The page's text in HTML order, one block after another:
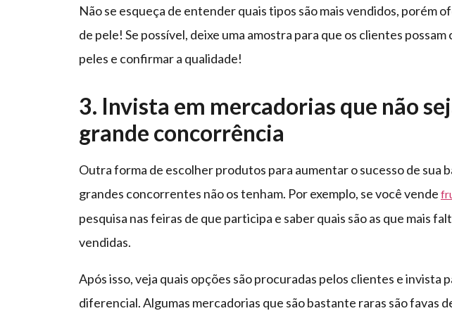
Não se esqueça de entender quais tipos são mais vendidos, porém
de pele! Se possível, deixe uma amostra para que os clientes possam
peles e confirmar a qualidade!
3. Invista em mercadorias que não
grande concorrência
Outra forma de escolher produtos para aumentar o sucesso de sua
grandes concorrentes não os tenham. Por exemplo, se você vende
pesquisa nas feiras de que participa e saber quais são as que mais
vendidas.
Após isso, veja quais opções são procuradas pelos clientes e invista
diferencial. Algumas mercadorias que são bastante raras são favas